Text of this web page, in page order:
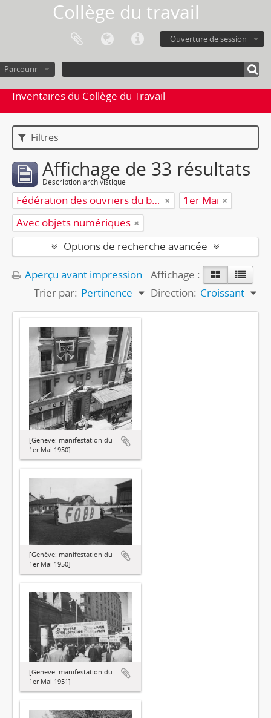
Collège du travail
Ouverture de session
Parcourir
Inventaires du Collège du Travail
Filtres
Affichage de 33 résultats
Description archivistique
Fédération des ouvriers du bois et du bâtiment (FOBB)
1er Mai
Avec objets numériques
Options de recherche avancée
Aperçu avant impression
Affichage :
Trier par: Pertinence Direction: Croissant
[Genève: manifestation du
1er Mai 1950]
[Genève: manifestation du
1er Mai 1950]
[Genève: manifestation du
1er Mai 1951]